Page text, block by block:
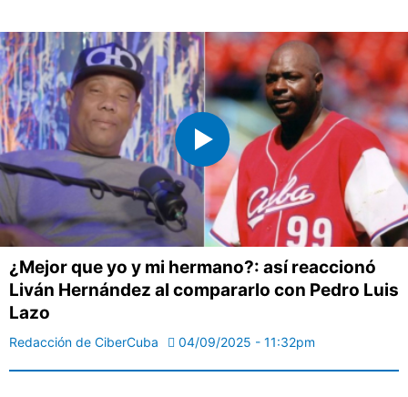
¿Mejor que yo y mi hermano?: así reaccionó
Liván Hernández al compararlo con Pedro Luis
Lazo
Redacción de CiberCuba 04/09/2025 - 11:32pm